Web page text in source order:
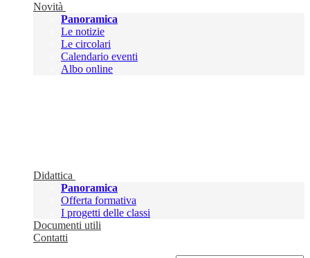
Novità
Panoramica
Le notizie
Le circolari
Calendario eventi
Albo online
Didattica
Panoramica
Offerta formativa
I progetti delle classi
Documenti utili
Contatti